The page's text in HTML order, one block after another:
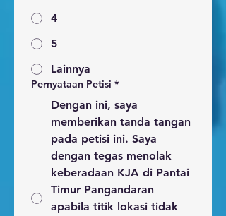
4
5
Lainnya
Pernyataan Petisi *
Dengan ini, saya
memberikan tanda tangan
pada petisi ini. Saya
dengan tegas menolak
keberadaan KJA di Pantai
Timur Pangandaran
apabila titik lokasi tidak